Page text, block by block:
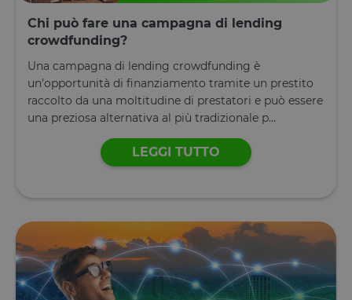
Chi può fare una campagna di lending
crowdfunding?
Una campagna di lending crowdfunding è
un’opportunità di finanziamento tramite un prestito
raccolto da una moltitudine di prestatori e può essere
una preziosa alternativa al più tradizionale p...
LEGGI TUTTO